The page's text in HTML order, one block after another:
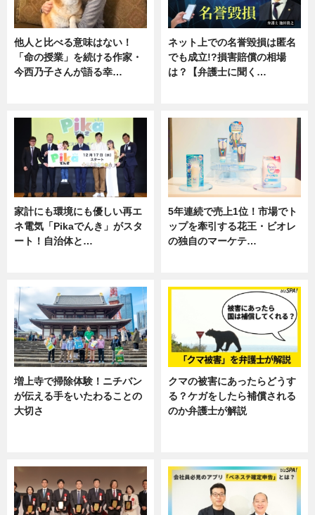
他人と比べる意味はない！
「命の授業」を続ける作家・
今西乃子さんが語る幸…
ネット上での名誉毀損は匿名
でも成立!?損害賠償の相場
は？【弁護士に聞く…
家計にも環境にも優しい再エ
ネ電気「Pikaでんき」がスタ
ート！自治体と…
5年連続で売上1位！市場でト
ップを牽引する花王・ビオレ
の独自のマーケテ…
増上寺で掃除体験！ニチバン
が伝える手をいたわることの
大切さ
クマの被害にあったらどうす
る？ケガをしたら補償される
のか弁護士が解説